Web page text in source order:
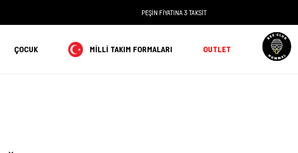
ÜYELERİNE ÖZEL İLK ALIŞVERİŞTE %15 İNDİRİM, HER ALIŞVERİŞTE %5 PARA PUAN
ÇOCUK MILLI TAKIM FORMALARI OUTLET